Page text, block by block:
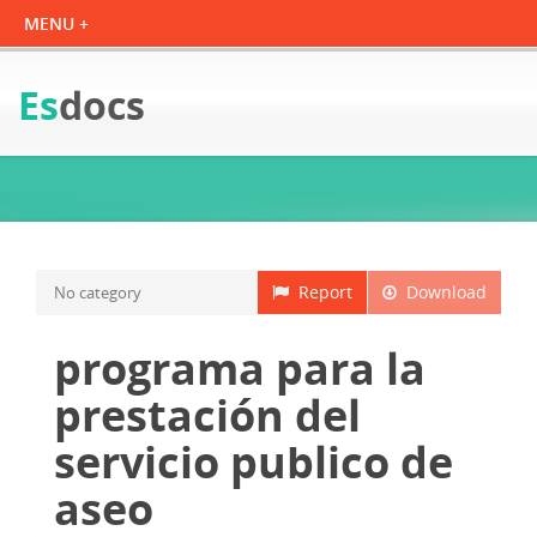
Esdocs
Download
Report
No category
programa para la
prestación del
servicio publico de
aseo